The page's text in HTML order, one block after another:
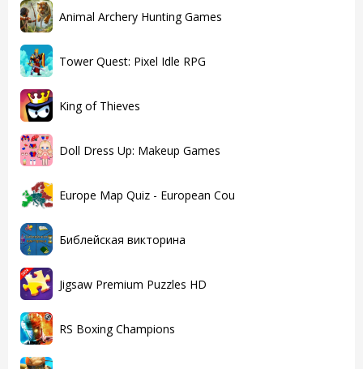
Animal Archery Hunting Games
Tower Quest: Pixel Idle RPG
King of Thieves
Doll Dress Up: Makeup Games
Europe Map Quiz - European Cou
Библейская викторина
Jigsaw Premium Puzzles HD
RS Boxing Champions